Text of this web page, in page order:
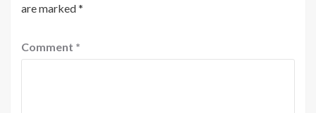
are marked*
Comment *